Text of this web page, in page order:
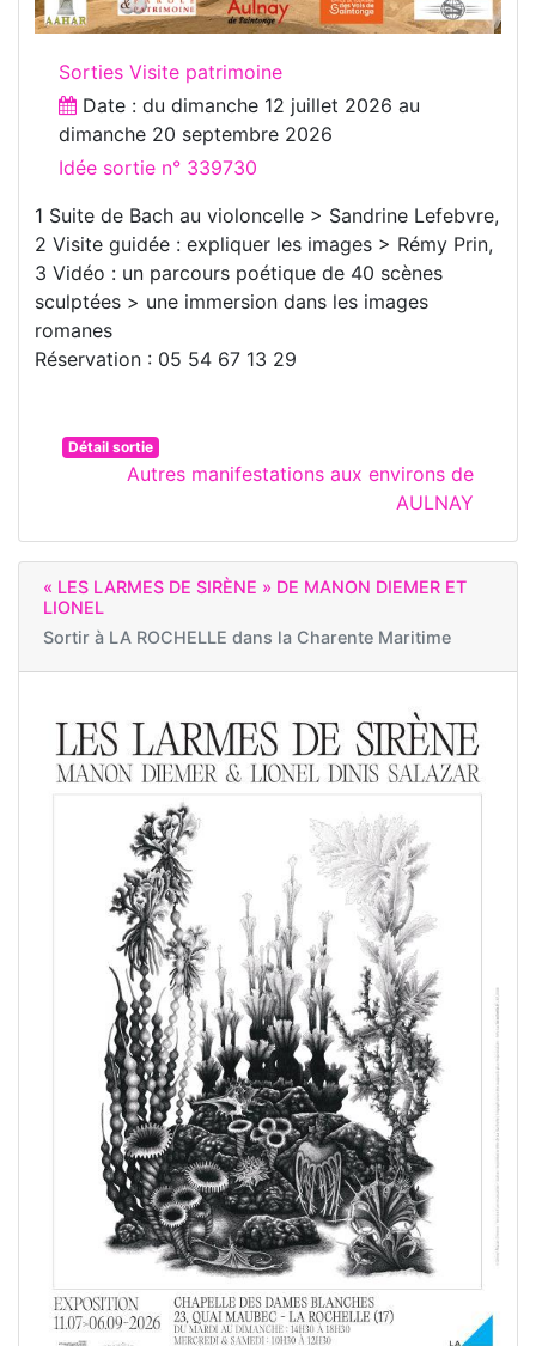
Sorties Visite patrimoine
Date : du dimanche 12 juillet 2026 au
dimanche 20 septembre 2026
Idée sortie n° 339730
1 Suite de Bach au violoncelle > Sandrine Lefebvre,
2 Visite guidée : expliquer les images > Rémy Prin,
3 Vidéo : un parcours poétique de 40 scènes
sculptées > une immersion dans les images
romanes
Réservation : 05 54 67 13 29
Détail sortie
Autres manifestations aux environs de
AULNAY
« LES LARMES DE SIRÈNE » DE MANON DIEMER ET
LIONEL
Sortir à LA ROCHELLE dans la Charente Maritime